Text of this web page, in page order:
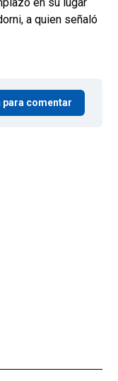
a quien señaló
para comentar